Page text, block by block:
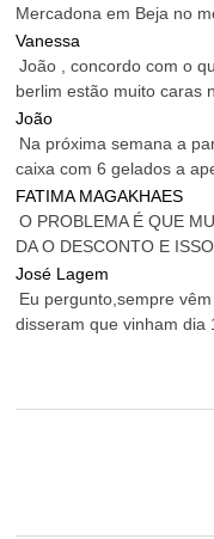
Mercadona em Beja no
Vanessa
João , concordo com o
berlim estão muito caras
João
Na próxima semana a
caixa com 6 gelados a
FATIMA MAGAKHAES
O PROBLEMA É QUE
DA O DESCONTO E
José Lagem
Eu pergunto,sempre
disseram que vinham dia